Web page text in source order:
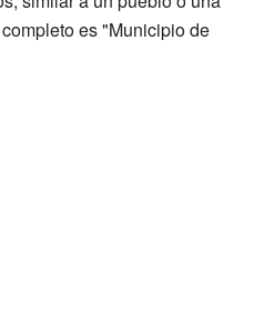
es "Municipio de